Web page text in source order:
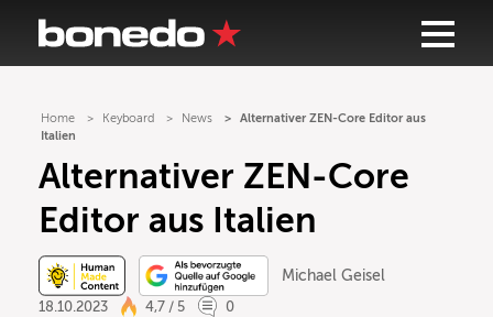
Home Keyboard News
Alternativer ZEN-Core Editor aus
Italien
Alternativer ZEN-Core
Editor aus Italien
Michael Geisel
18.10.2023
4,7 / 5 0